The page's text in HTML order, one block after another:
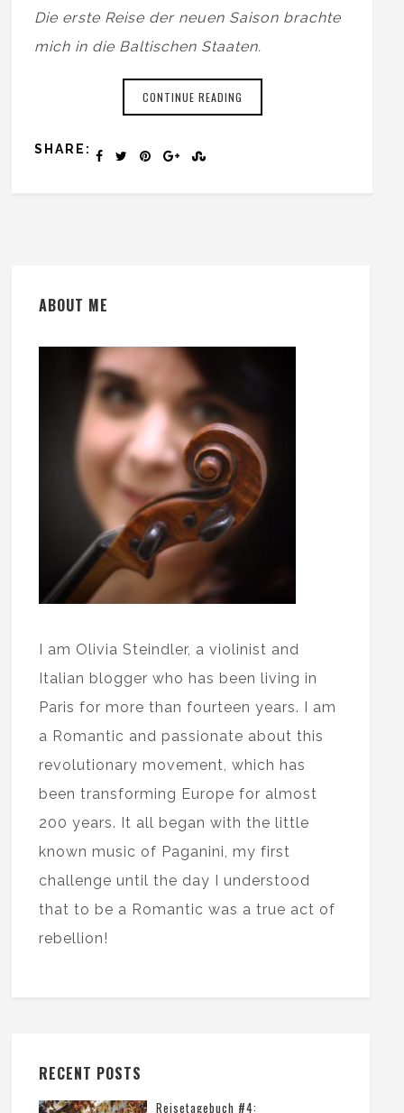
Die erste Reise der neuen Saison brachte
mich in die Baltischen Staaten.
CONTINUE READING
SHARE:
ABOUT ME
I am Olivia Steindler, a violinist and
Italian blogger who has been living in
Paris for more than fourteen years. I am
a Romantic and passionate about this
revolutionary movement, which has
been transforming Europe for almost
200 years. It all began with the little
known music of Paganini, my first
challenge until the day I understood
that to be a Romantic was a true act of
rebellion!
RECENT POSTS
Reisetagebuch #4: